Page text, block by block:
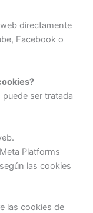
directamente
Facebook o
ser tratada
Platforms
las cookies
las cookies de